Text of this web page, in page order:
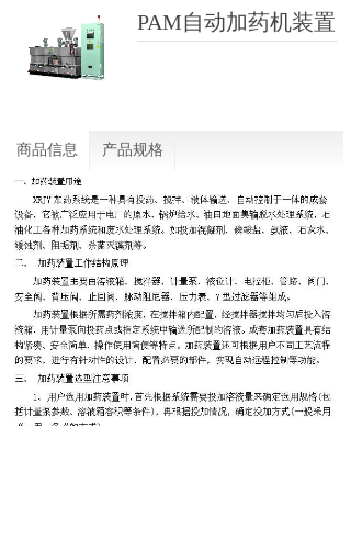
PAM自动加药机装置
商品信息 产品规格